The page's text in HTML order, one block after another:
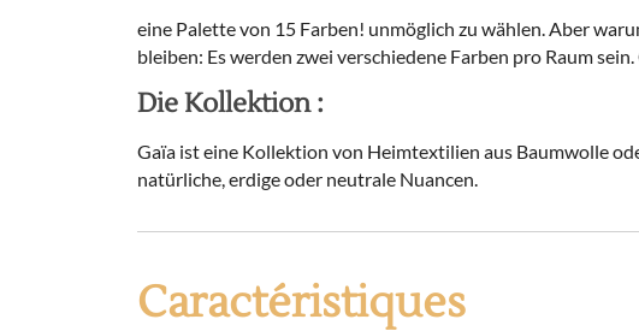
eine Palette von 15 Farben! unmöglich zu wählen. Aber
bleiben: Es werden zwei verschiedene Farben pro Raum
Die Kollektion :
Gaïa ist eine Kollektion von Heimtextilien aus Baumwolle
natürliche, erdige oder neutrale Nuancen.
Caractéristiques